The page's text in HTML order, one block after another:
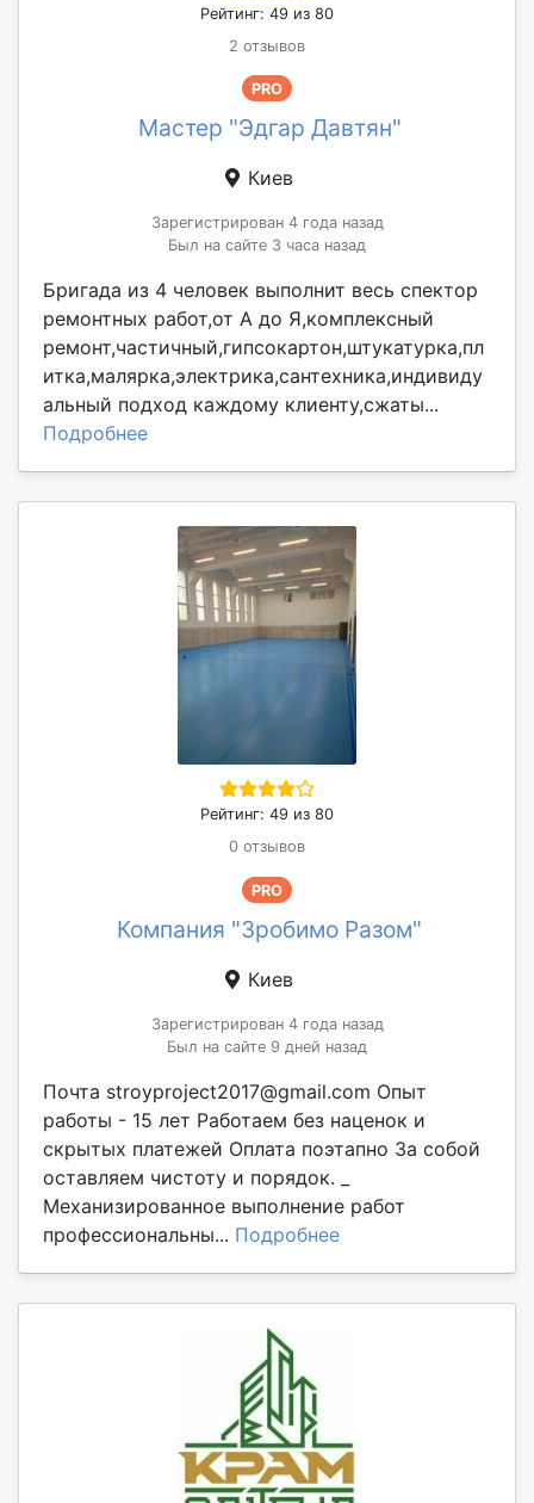
Рейтинг: 49 из 80
2 отзывов
PRO
Мастер "Эдгар Давтян"
Киев
Зарегистрирован 4 года назад
Был на сайте 3 часа назад
Бригада из 4 человек выполнит весь спектор
ремонтных работ,от А до Я,комплексный
ремонт,частичный,гипсокартон,штукатурка,пл
итка,малярка,электрика,сантехника,индивиду
альный подход каждому клиенту,сжаты...
Подробнее
Рейтинг: 49 из 80
0 отзывов
PRO
Компания "Зробимо Разом"
Киев
Зарегистрирован 4 года назад
Был на сайте 9 дней назад
Почта stroyproject2017@gmail.com Опыт
работы - 15 лет Работаем без наценок и
скрытых платежей Оплата поэтапно За собой
оставляем чистоту и порядок. _
Механизированное выполнение работ
профессиональны... Подробнее